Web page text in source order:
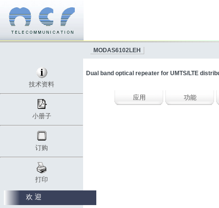
技术资料
小册子
订购
打印
MODAS6102LEH
Dual band optical repeater for UMTS/LTE
应用 功能
欢 迎